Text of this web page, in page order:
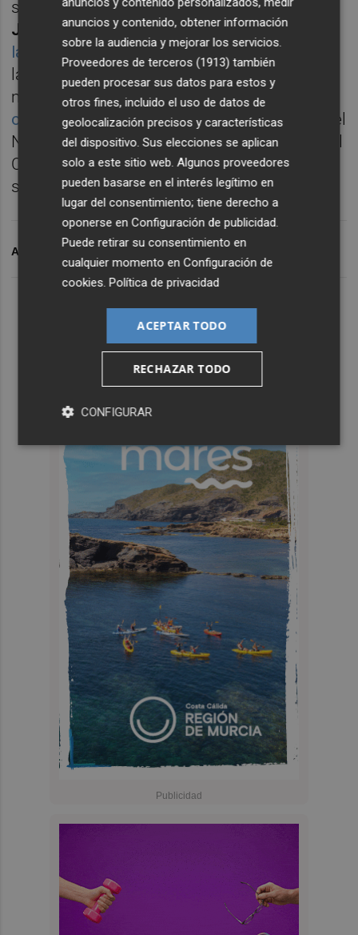
se reunió con el alcalde Murcia, el popular
José Ballesta, para firmar el protocolo para
la ampliación del tranvíahacia precisamente
la Estación del Carmen. Después, antes de
mediodía, asistió a la presentación de
obras de una vía ciclistaunirá la Vía Verde del
Noroeste y el centro comercial Myrtea con el
Campus de Espinardo. Su próxima parada
será este martes en Cartagena.
ARCHIVADO EN SOTERRAMIENTO MURCIA
anuncios y contenido, obtener información
sobre la audiencia y mejorar los servicios.
Proveedores de terceros (1913) también
pueden procesar sus datos para estos y
otros fines, incluido el uso de datos de
geolocalización precisos y características
del dispositivo. Sus elecciones se aplican
solo a este sitio web. Algunos proveedores
pueden basarse en el interés legítimo en
lugar del consentimiento; tiene derecho a
oponerse enConfiguración de publicidad.
Puede retirar su consentimiento en
cualquier momento enConfiguración de
cookies.Política de privacidad
ACEPTAR TODO
RECHAZAR TODO
CONFIGURAR